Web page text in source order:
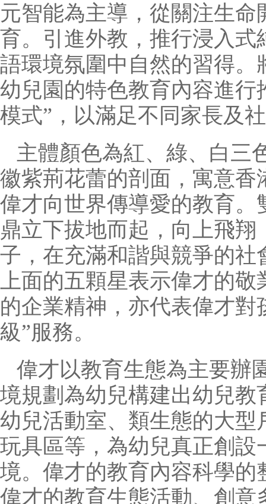
元智能為主導，從關注生
育。引進外教，推行浸入
語環境氛圍中自然的習得
幼兒園的特色教育內容進行
模式”，以滿足不同家長及
主體顏色為紅、綠、白三
徽紫荊花蕾的剖面，寓意
偉才向世界傳導愛的教育
鼎立下拔地而起，向上飛
子，在充滿和諧與競爭的
上面的五顆星表示偉才的
的企業精神，亦代表偉才
級”服務。
偉才以教育生態為主要辦
境規劃為幼兒構建出幼兒
幼兒活動室、類生態的大
玩具區等，為幼兒真正創
境。偉才的教育內容科學
偉才的教育生態活動、創